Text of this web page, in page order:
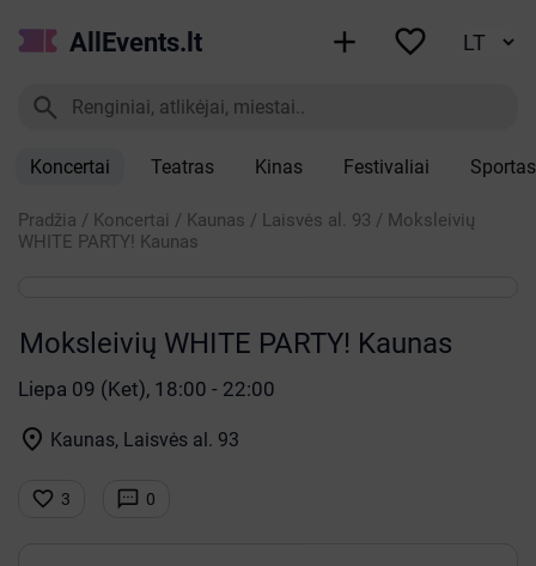
AllEvents.lt  

Koncertai Teatras Kinas Festivaliai Sportas
Pradžia / Koncertai / Kaunas / Laisvės al. 93 / Moksleivių
WHITE PARTY! Kaunas
Moksleivių WHITE PARTY! Kaunas
Liepa 09 (Ket), 18:00 - 22:00
 Kaunas, Laisvės al. 93
 3  0